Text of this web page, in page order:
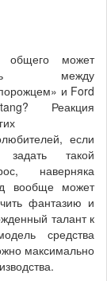
общего может
между
и Ford
Реакция
если
такой
наверняка
вообще может
фантазию и
талант к
средства
максимально